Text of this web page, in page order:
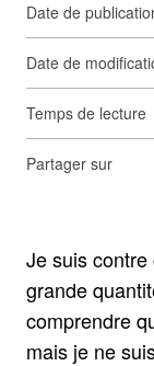
Date de
Date de
Temps de lecture
Partager sur
Je suis
grande
comprendre
mais je ne